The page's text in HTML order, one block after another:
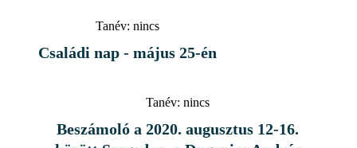
Tanév: nincs
Családi nap - május 25-én
Tanév: nincs
Beszámoló a 2020. augusztus 12-16.